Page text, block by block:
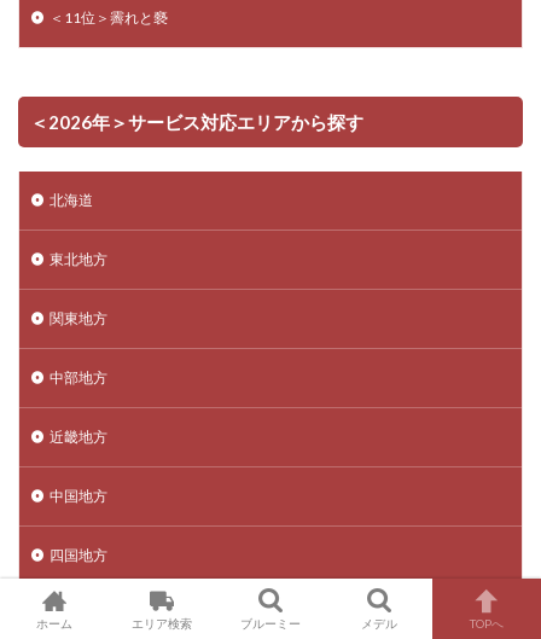
＜11位＞霽れと褻
＜2026年＞サービス対応エリアから探す
北海道
東北地方
関東地方
中部地方
近畿地方
中国地方
四国地方
九州地方
ホーム エリア検索 ブルーミー メデル TOPへ